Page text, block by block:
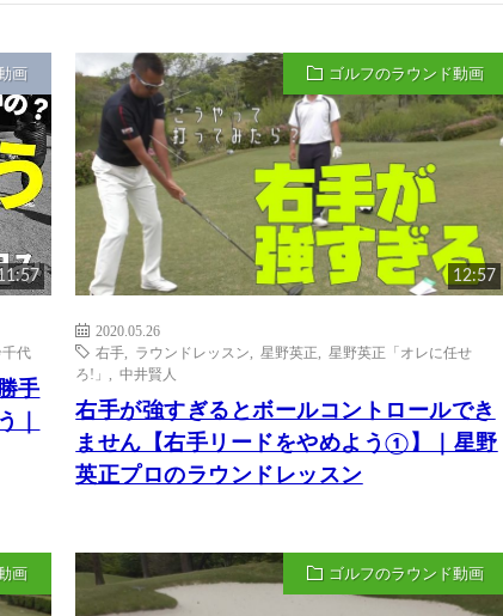
画
代
手
｜
ゴルフのラウンド動画
12:57
2020.05.26
右手
ラウンドレッスン 星野英正
星野英正「オレに任せ
ろ!」
,中井賢人
右手が強すぎるとボールコントロールでき
ません【右手リードをやめよう①】｜星野
英正プロのラウンドレッスン
画 ゴルフのラウンド動画